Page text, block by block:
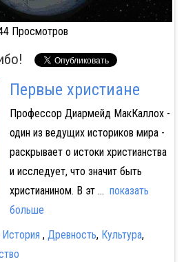
Просмотров
Первые христиане
Профессор Диармейд МакКаллох -
один из ведущих историков мира -
раскрывает о истоки христианства
и исследует, что значит быть
христианином. В эт... показать
больше
История , Древность, Культура,